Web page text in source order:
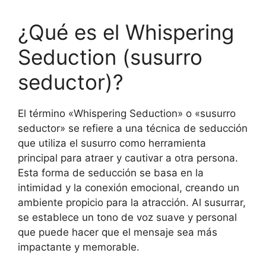
¿Qué es el Whispering
Seduction (susurro
seductor)?
El término «Whispering Seduction» o «susurro
seductor» se refiere a una técnica de seducción
que utiliza el susurro como herramienta
principal para atraer y cautivar a otra persona.
Esta forma de seducción se basa en la
intimidad y la conexión emocional, creando un
ambiente propicio para la atracción. Al susurrar,
se establece un tono de voz suave y personal
que puede hacer que el mensaje sea más
impactante y memorable.